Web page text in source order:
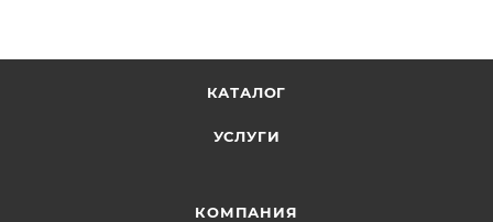
КАТАЛОГ
УСЛУГИ
КОМПАНИЯ